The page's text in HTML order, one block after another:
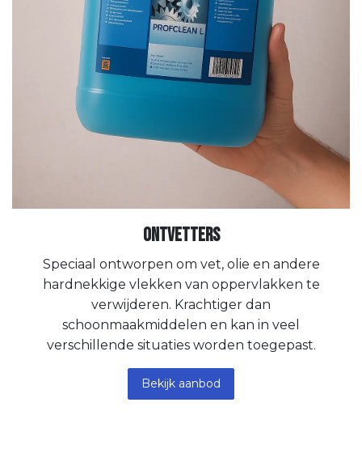
Ontvetters
Speciaal ontworpen om vet, olie en andere
hardnekkige vlekken van oppervlakken te
verwijderen. Krachtiger dan
schoonmaakmiddelen en kan in veel
verschillende situaties worden toegepast.
Bekijk aanbod